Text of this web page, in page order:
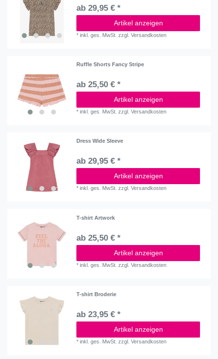
ab 29,95 € *
Artikel anzeigen
*inkl. ges. MwSt. zzgl.Versandkosten
Ruffle Shorts Fancy Stripe
ab 25,50 € *
Artikel anzeigen
*inkl. ges. MwSt. zzgl.Versandkosten
Dress Wide Sleeve
ab 29,95 € *
Artikel anzeigen
*inkl. ges. MwSt. zzgl.Versandkosten
T-shirt Artwork
ab 25,50 € *
Artikel anzeigen
*inkl. ges. MwSt. zzgl.Versandkosten
T-shirt Broderie
ab 23,95 € *
Artikel anzeigen
*inkl. ges. MwSt. zzgl.Versandkosten